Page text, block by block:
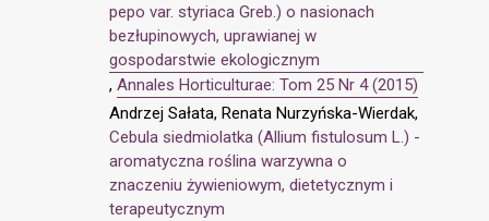
pepo var. styriaca Greb.) o nasionach
bezłupinowych, uprawianej w
gospodarstwie ekologicznym
, Annales Horticulturae: Tom 25 Nr 4 (2015)
Andrzej Sałata, Renata Nurzyńska-Wierdak,
Cebula siedmiolatka (Allium fistulosum L.) -
aromatyczna roślina warzywna o
znaczeniu żywieniowym, dietetycznym i
terapeutycznym